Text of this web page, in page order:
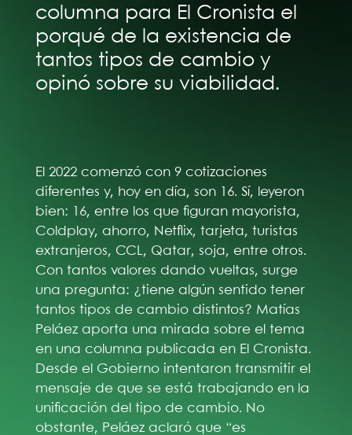
columna para El Cronista el
porqué de la existencia de
tantos tipos de cambio y
opinó sobre su viabilidad.
El 2022 comenzó con 9 cotizaciones
diferentes y, hoy en día, son 16. Sí, leyeron
bien: 16, entre los que figuran mayorista,
Coldplay, ahorro, Netflix, tarjeta, turistas
extranjeros, CCL, Qatar, soja, entre otros.
Con tantos valores dando vueltas, surge
una pregunta: ¿tiene algún sentido tener
tantos tipos de cambio distintos? Matías
Peláez aporta una mirada sobre el tema
en una columna publicada en El Cronista.
Desde el Gobierno intentaron transmitir el
mensaje de que se está trabajando en la
unificación del tipo de cambio. No
obstante, Peláez aclaró que “es